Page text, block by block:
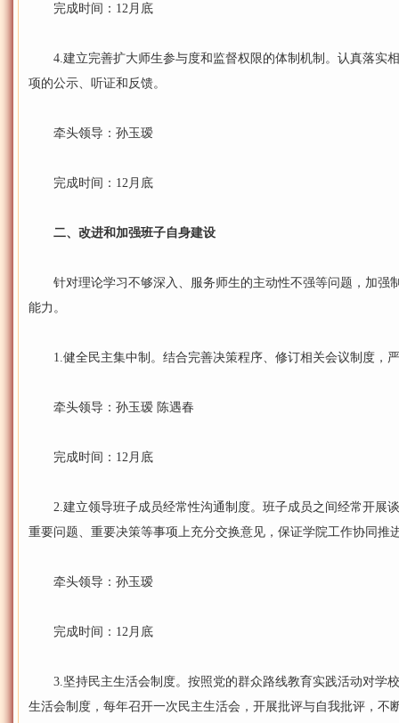
完成时间：12月底
4.建立完善扩大师生参与度和监督权限的体制机制。认真落实
项的公示、听证和反馈。
牵头领导：孙玉瑷
完成时间：12月底
二、改进和加强班子自身建设
针对理论学习不够深入、服务师生的主动性不强等问题，加强
能力。
1.健全民主集中制。结合完善决策程序、修订相关会议制度，严
牵头领导：孙玉瑷 陈遇春
完成时间：12月底
2.建立领导班子成员经常性沟通制度。班子成员之间经常开展
重要问题、重要决策等事项上充分交换意见，保证学院工作协同推
牵头领导：孙玉瑷
完成时间：12月底
3.坚持民主生活会制度。按照党的群众路线教育实践活动对学
生活会制度，每年召开一次民主生活会，开展批评与自我批评，不